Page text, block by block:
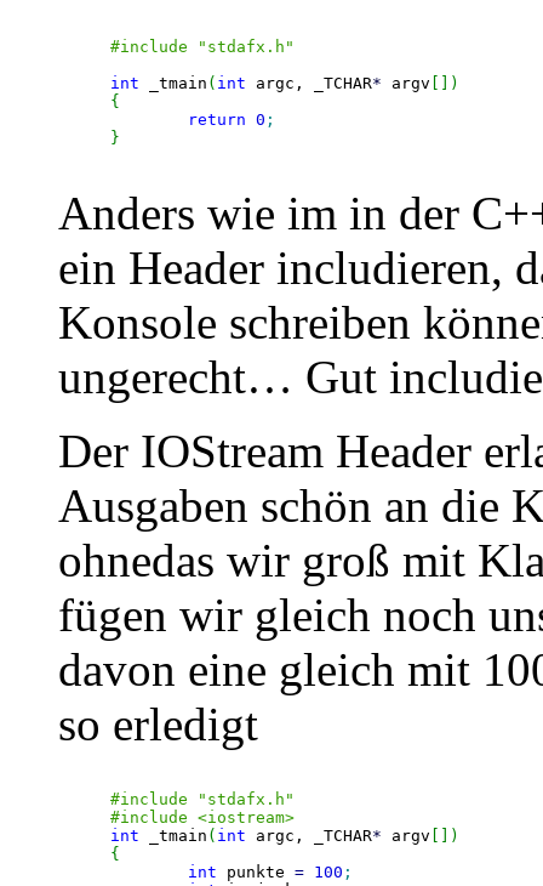
#include "stdafx.h"
int _tmain ( int argc, _TCHAR* argv
)
{
return 0 ;
}
Anders wie im in der
ein Header includieren,
Konsole schreiben
ungerecht… Gut
Der IOStream Header
Ausgaben schön an die
ohnedas wir groß mit
fügen wir gleich noch
davon eine gleich mit
so erledigt
#include "stdafx.h"
#include <iostream>
int _tmain ( int argc, _TCHAR* argv
)
{
int punkte = 100 ;